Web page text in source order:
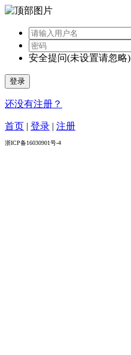
安全提问(未设置请忽略)
登录
还没有注册？
首页 | 登录 | 注册
浙ICP备16030901号-4